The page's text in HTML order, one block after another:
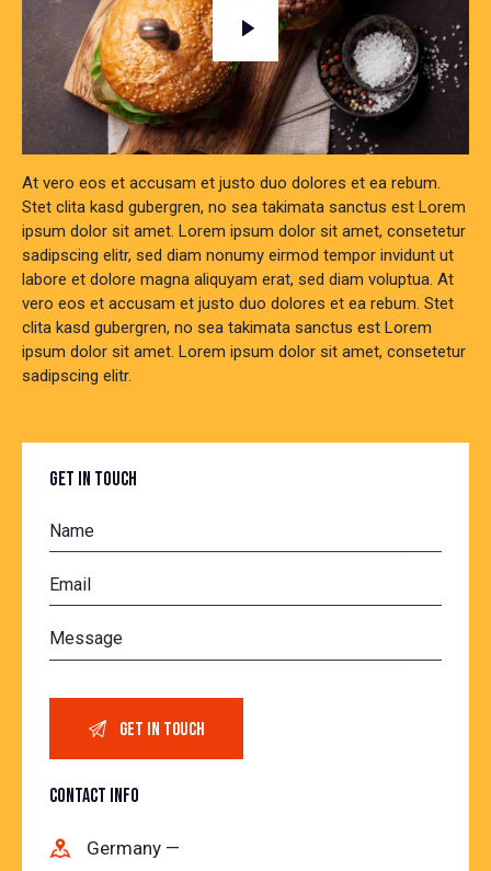
At vero eos et accusam et justo duo dolores et ea rebum.
Stet clita kasd gubergren, no sea takimata sanctus est Lorem
ipsum dolor sit amet. Lorem ipsum dolor sit amet, consetetur
sadipscing elitr, sed diam nonumy eirmod tempor invidunt ut
labore et dolore magna aliquyam erat, sed diam voluptua. At
vero eos et accusam et justo duo dolores et ea rebum. Stet
clita kasd gubergren, no sea takimata sanctus est Lorem
ipsum dolor sit amet. Lorem ipsum dolor sit amet, consetetur
sadipscing elitr.
GET IN TOUCH
CONTACT INFO
Germany —